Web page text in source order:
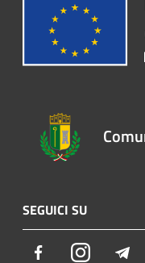
SEGUICI SU
FacebookInstagram